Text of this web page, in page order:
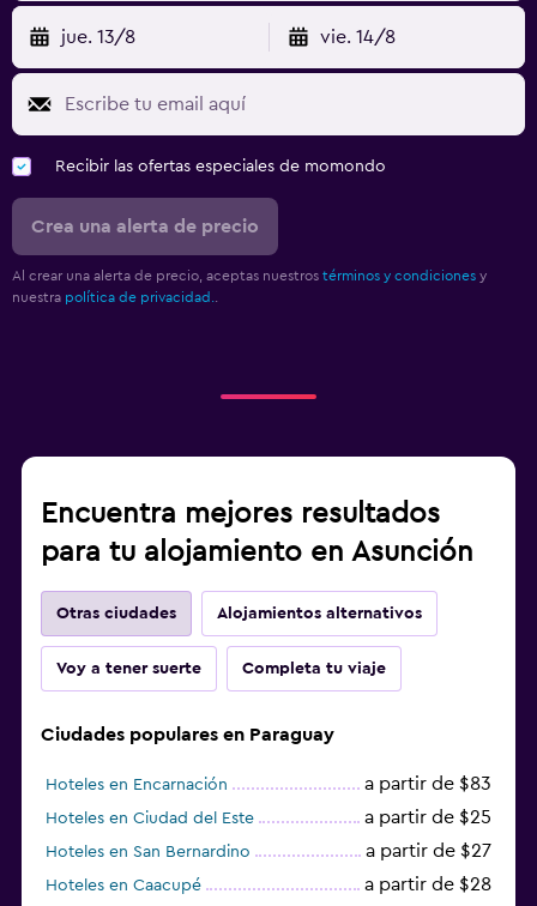
jue. 13/8 vie. 14/8
Recibir las ofertas especiales de momondo
Crea una alerta de precio
Al crear una alerta de precio, aceptas nuestros términos y condiciones y
nuestra política de privacidad.
Encuentra mejores resultados
para tu alojamiento en Asunción
Otras ciudades Alojamientos alternativos
Voy a tener suerte Completa tu viaje
Ciudades populares en Paraguay
Hoteles en Encarnación a partir de $83
Hoteles en Ciudad del Este a partir de $25
Hoteles en San Bernardino a partir de $27
Hoteles en Caacupé a partir de $28